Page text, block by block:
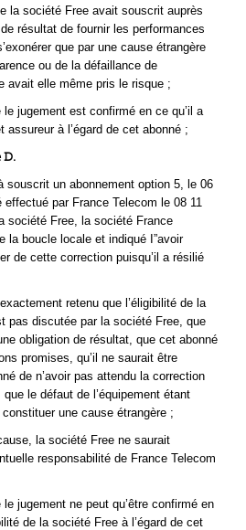
la société Free avait souscrit auprès
résultat de fournir les performances
que par une cause étrangère
ou de la défaillance de
avait elle même pris le risque ;
le jugement est confirmé en ce qu’il a
à l’égard de cet abonné ;
D.
souscrit un abonnement option 5, le 06
par France Telecom le 08 11
société Free, la société France
la boucle locale et indiqué I”avoir
de cette correction puisqu’il a résilié
retenu que l’éligibilité de la
pas discutée par la société Free, que
obligation de résultat, que cet abonné
promises, qu’il ne saurait être
de n’avoir pas attendu la correction
le défaut de l’équipement étant
une cause étrangère ;
la société Free ne saurait
responsabilité de France Telecom
le jugement ne peut qu’être confirmé en
de la société Free à l’égard de cet